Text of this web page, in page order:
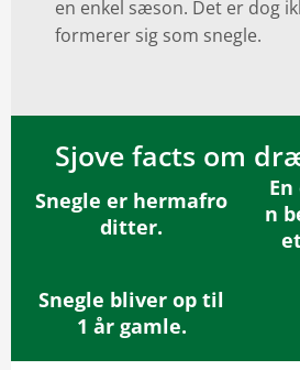
en enkel sæson. Det er dog
formerer sig som snegle.
Sjove facts om
Snegle er hermafro
ditter.
n
Snegle bliver op til
1 år gamle.